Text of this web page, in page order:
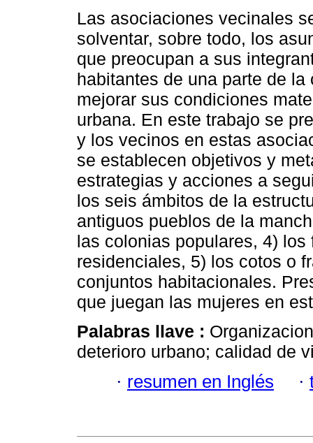
Las asociaciones vecinales
solventar, sobre todo, los
que preocupan a sus
habitantes de una parte de la
mejorar sus condiciones
urbana. En este trabajo se
y los vecinos en estas
se establecen objetivos y
estrategias y acciones a
los seis ámbitos de la
antiguos pueblos de la
las colonias populares, 4)
residenciales, 5) los cotos o
conjuntos habitacionales.
que juegan las mujeres en
Palabras llave :
deterioro urbano; calidad de
· resumen en Inglés ·